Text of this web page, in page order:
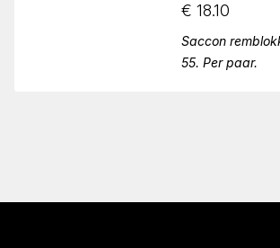
€ 18.10
Saccon
55. Per paar.